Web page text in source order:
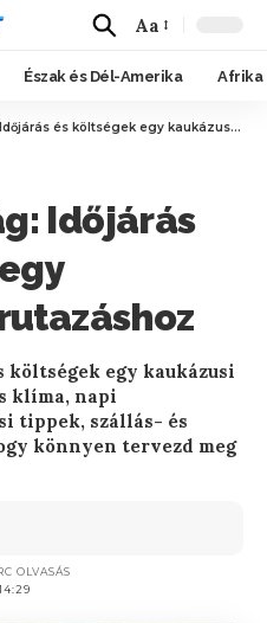
Aa
Észak és Dél-Amerika Afrika
és költségek egy kaukázusi körutazáshoz
Időjárás
költségek egy kaukázusi
klíma, napi
tippek, szállás- és
könnyen tervezd meg
OLVASÁS